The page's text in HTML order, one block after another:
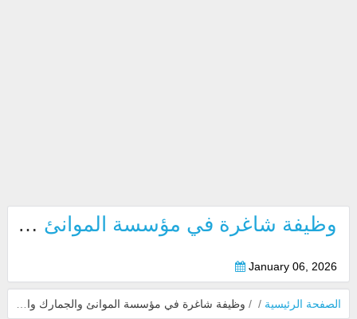
وظيفة شاغرة في مؤسسة الموانئ والجمارك والمنطقة الحرة بدبي 2026
January 06, 2026
الصفحة الرئيسية /
/ وظيفة شاغرة في مؤسسة الموانئ والجمارك والمنطقة الحرة بدبي 2026